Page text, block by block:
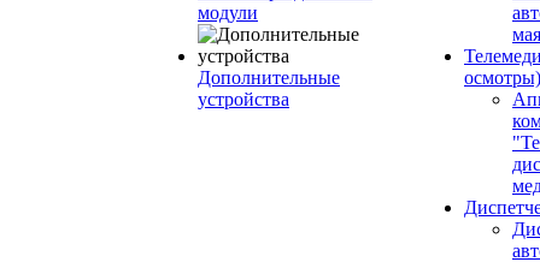
модули
Дополнительные
устройства
осмотры)